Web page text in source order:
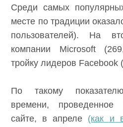
Среди самых
месте по традиции
пользователей). На
компании Microsoft
тройку лидеров Facebook
По такому
времени, проведенное
сайте, в апреле (как и